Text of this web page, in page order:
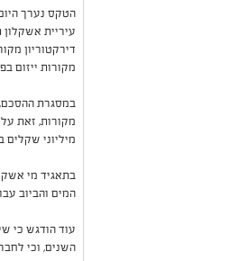
הטקס נערך
עיריית
דירקטוריון
מקורות ייזום
במסגרת ההסכם,
מקורות, זאת
מיליוני
בתאגיד מי
המים והביוב
עוד הודגש כי
השנים, וכי